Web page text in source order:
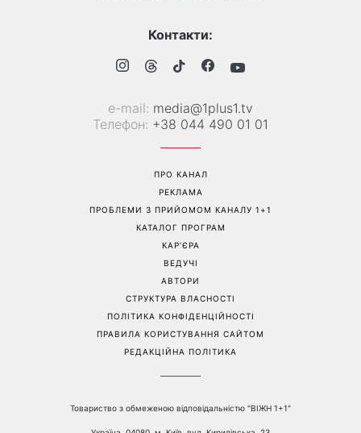
Контакти:
е-mail: media@1plus1.tv
Телефон: +38 044 490 01 01
ПРО КАНАЛ
РЕКЛАМА
ПРОБЛЕМИ З ПРИЙОМОМ КАНАЛУ 1+1
КАТАЛОГ ПРОГРАМ
КАР’ЄРА
ВЕДУЧІ
АВТОРИ
СТРУКТУРА ВЛАСНОСТІ
ПОЛІТИКА КОНФІДЕНЦІЙНОСТІ
ПРАВИЛА КОРИСТУВАННЯ САЙТОМ
РЕДАКЦІЙНА ПОЛІТИКА
Товариство з обмеженою відповідальністю "ВІЖН 1+1"